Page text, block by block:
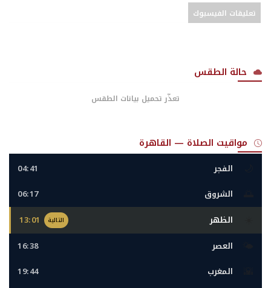
تعليقات الفيسبوك
حالة الطقس
تعذّر تحميل بيانات الطقس
مواقيت الصلاة — القاهرة
الفجر 04:41
الشروق 06:17
الظهر التالية 13:01
العصر 16:38
المغرب 19:44